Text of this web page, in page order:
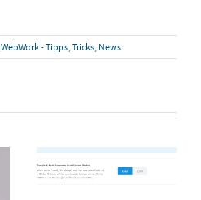
WebWork - Tipps, Tricks, News